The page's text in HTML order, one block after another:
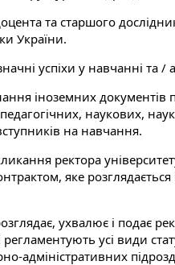
та старшого
України.
успіхи у навчанні та /
іноземних документів
наукових,
на навчання.
ректора
яке
ухвалює і подає
усі види
адміністративних